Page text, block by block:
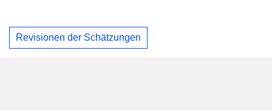
Revisionen der Schätzungen